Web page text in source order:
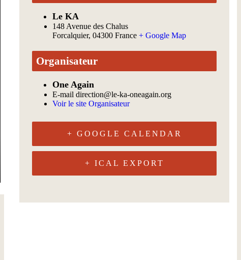
Le KA
148 Avenue des Chalus
Forcalquier, 04300 France + Google Map
Organisateur
One Again
E-maildirection@le-ka-oneagain.org
Voir le site Organisateur
+ GOOGLE CALENDAR
+ ICAL EXPORT